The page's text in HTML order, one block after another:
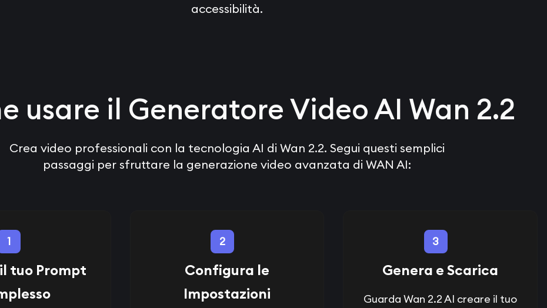
accessibilità.
usare il Generatore Video AI Wan 2.2
Crea video professionali con la tecnologia AI di Wan 2.2. Segui questi semplici
passaggi per sfruttare la generazione video avanzata di WAN AI:
1
tuo Prompt
2
Configura le
Impostazioni
3
Genera e Scarica
Guarda Wan 2.2 AI creare il tuo